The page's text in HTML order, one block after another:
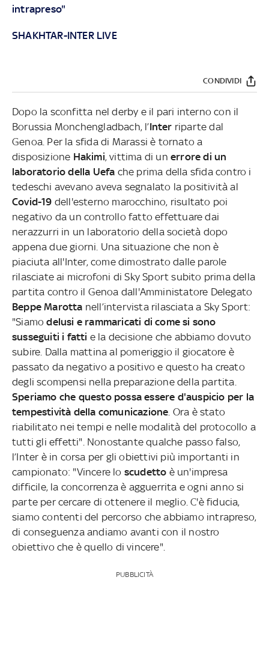
intrapreso"
SHAKHTAR-INTER LIVE
CONDIVIDI
Dopo la sconfitta nel derby e il pari interno con il
Borussia Monchengladbach, l’Inter riparte dal
Genoa. Per la sfida di Marassi è tornato a
disposizione Hakimi, vittima di un errore di un
laboratorio della Uefa che prima della sfida contro i
tedeschi avevano aveva segnalato la positività al
Covid-19 dell'esterno marocchino, risultato poi
negativo da un controllo fatto effettuare dai
nerazzurri in un laboratorio della società dopo
appena due giorni. Una situazione che non è
piaciuta all'Inter, come dimostrato dalle parole
rilasciate ai microfoni di Sky Sport subito prima della
partita contro il Genoa dall'Amministatore Delegato
Beppe Marotta nell’intervista rilasciata a Sky Sport:
"Siamodelusi e rammaricati di come si sono
susseguiti i fatti e la decisione che abbiamo dovuto
subire. Dalla mattina al pomeriggio il giocatore è
passato da negativo a positivo e questo ha creato
degli scompensi nella preparazione della partita.
Speriamo che questo possa essere d'auspicio per la
tempestività della comunicazione . Ora è stato
riabilitato nei tempi e nelle modalità del protocollo a
tutti gli effetti". Nonostante qualche passo falso,
l’Inter è in corsa per gli obiettivi più importanti in
campionato: "Vincere lo scudetto è un'impresa
difficile, la concorrenza è agguerrita e ogni anno si
parte per cercare di ottenere il meglio. C'è fiducia,
siamo contenti del percorso che abbiamo intrapreso,
di conseguenza andiamo avanti con il nostro
obiettivo che è quello di vincere".
PUBBLICITÀ